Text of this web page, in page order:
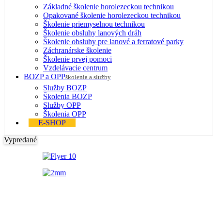
Základné školenie horolezeckou technikou
Opakované školenie horolezeckou technikou
Školenie priemyselnou technikou
Školenie obsluhy lanových dráh
Školenie obsluhy pre lanové a ferratové parky
Záchranárske školenie
Školenie prvej pomoci
Vzdelávacie centrum
BOZP a OPPškolenia a služby
Služby BOZP
Školenia BOZP
Služby OPP
Školenia OPP
E-SHOP
Vypredané